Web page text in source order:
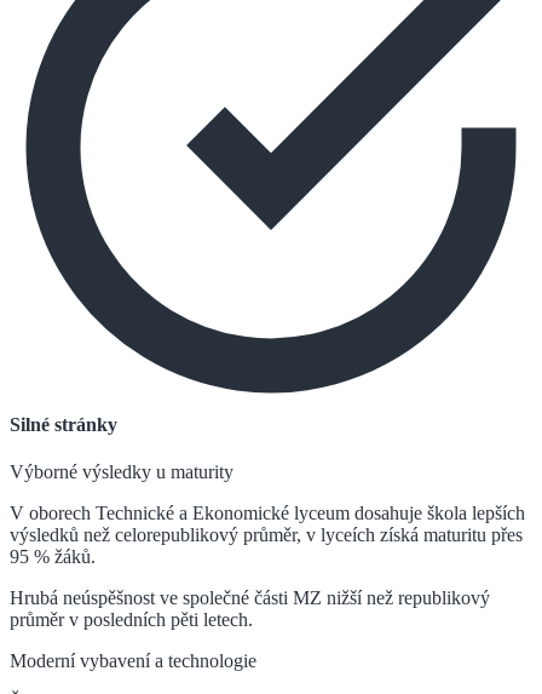
Silné stránky
Výborné výsledky u maturity
V oborech Technické a Ekonomické lyceum dosahuje škola lepších
výsledků než celorepublikový průměr, v lyceích získá maturitu přes
95 % žáků.
Hrubá neúspěšnost ve společné části MZ nižší než republikový
průměr v posledních pěti letech.
Moderní vybavení a technologie